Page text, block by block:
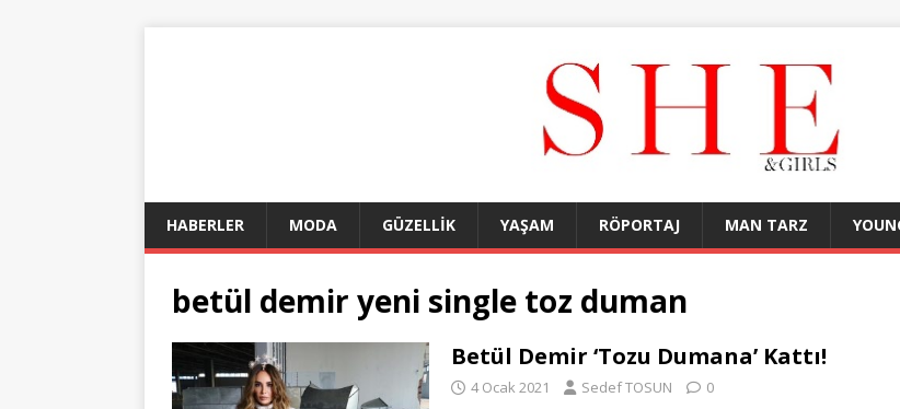
HABERLER MODA GÜZELLİK YAŞAM RÖPORTAJ MAN TARZ
betül demir yeni single toz duman
Betül Demir ‘Tozu Dumana’ Kattı!
4 Ocak 2021 Sedef TOSUN 0